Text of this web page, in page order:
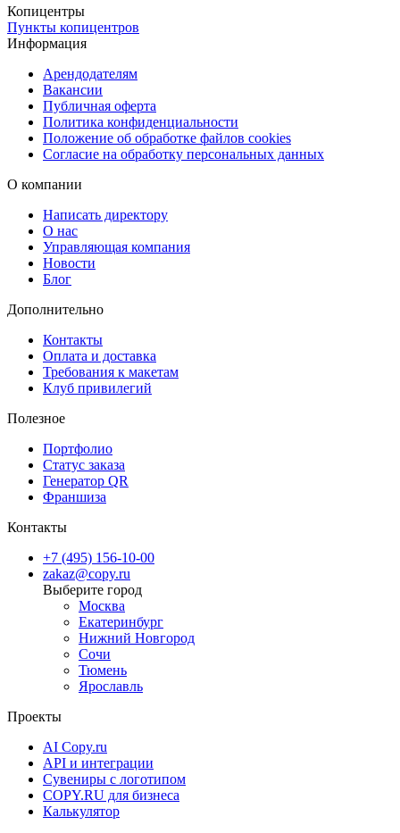
Копицентры
Пункты копицентров
Информация
Арендодателям
Вакансии
Публичная оферта
Политика конфиденциальности
Положение об обработке файлов cookies
Согласие на обработку персональных данных
О компании
Написать директору
О нас
Управляющая компания
Новости
Блог
Дополнительно
Контакты
Оплата и доставка
Требования к макетам
Клуб привилегий
Полезное
Портфолио
Статус заказа
Генератор QR
Франшиза
Контакты
+7 (495) 156-10-00
zakaz@copy.ru
Москва
Екатеринбург
Нижний Новгород
Сочи
Тюмень
Ярославль
Проекты
AI Copy.ru
API и интеграции
Сувениры с логотипом
COPY.RU для бизнеса
Калькулятор